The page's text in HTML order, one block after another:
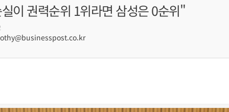
이 권력순위 1위라면 삼성은 0순위"